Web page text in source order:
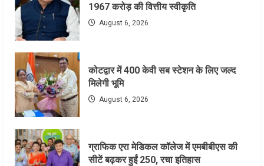
1967 करोड़ की वित्तीय स्वीकृति
August 6, 2026
कोटद्वार में 400 केवी सब स्टेशन के लिए जल्द
मिलेगी भूमि
August 6, 2026
ग्राफिक एरा मेडिकल कॉलेज में एमबीबीएस की
सीटें बढ़कर हुईं 250, रचा इतिहास